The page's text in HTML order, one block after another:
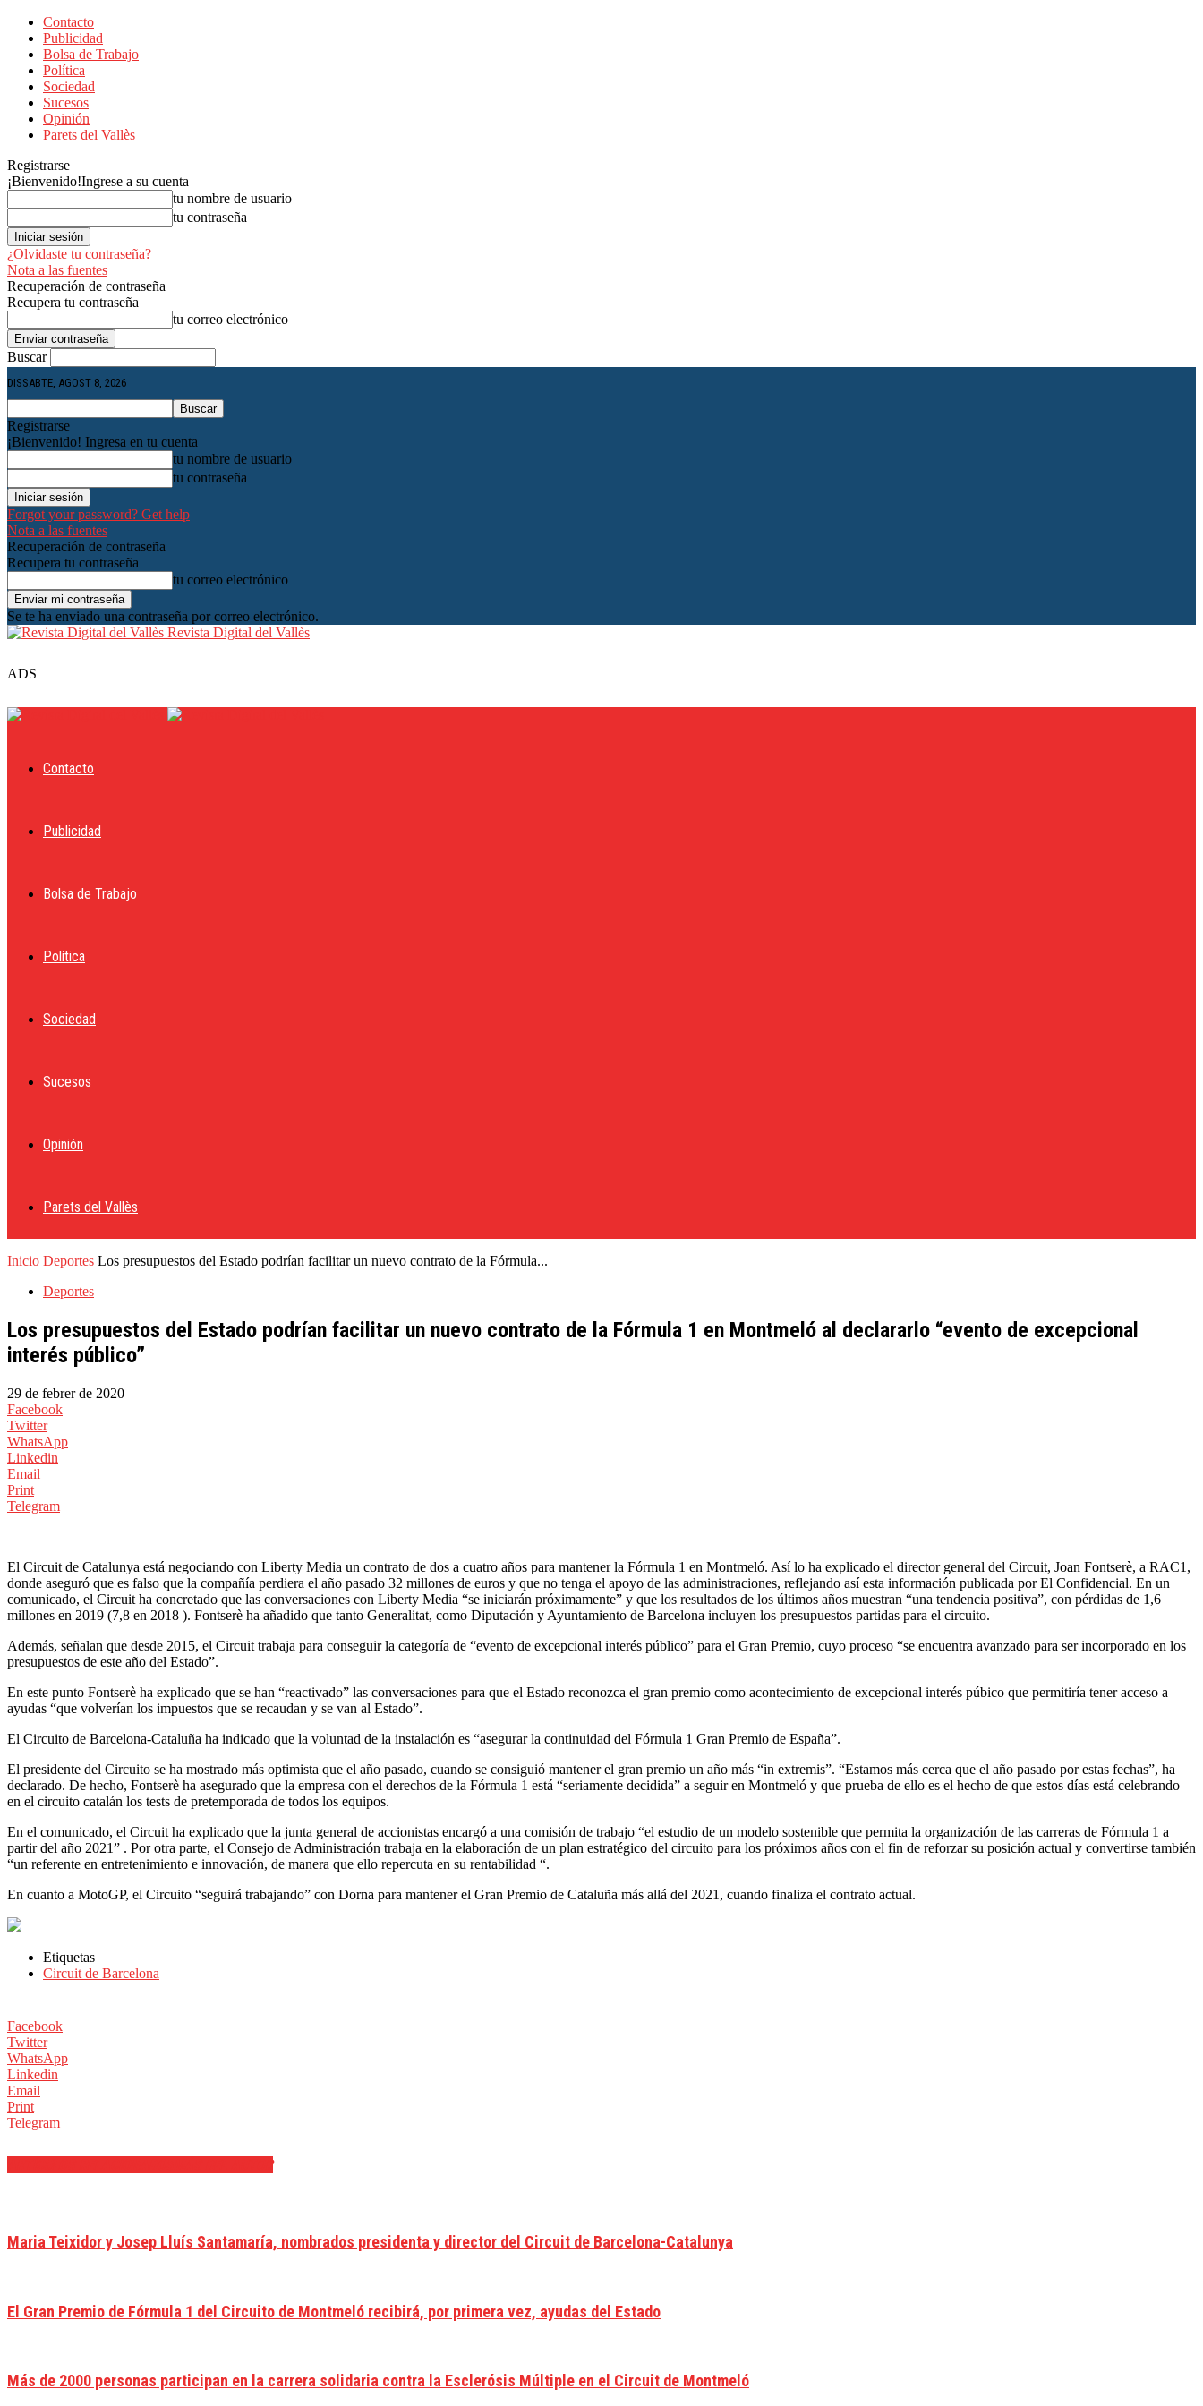
Contacto
Publicidad
Bolsa de Trabajo
Política
Sociedad
Sucesos
Opinión
Parets del Vallès
Registrarse
¡Bienvenido!Ingrese a su cuenta
tu nombre de usuario
tu contraseña
¿Olvidaste tu contraseña?
Nota a las fuentes
Recuperación de contraseña
Recupera tu contraseña
tu correo electrónico
Buscar
DISSABTE, AGOST 8, 2026
Registrarse
¡Bienvenido! Ingresa en tu cuenta
tu nombre de usuario
tu contraseña
Forgot your password? Get help
Nota a las fuentes
Recuperación de contraseña
Recupera tu contraseña
tu correo electrónico
Se te ha enviado una contraseña por correo electrónico.
Revista Digital del Vallès
ADS
Contacto
Publicidad
Bolsa de Trabajo
Política
Sociedad
Sucesos
Opinión
Parets del Vallès
Inicio Deportes Los presupuestos del Estado podrían facilitar un nuevo contrato de la Fórmula...
Deportes
Los presupuestos del Estado podrían facilitar un nuevo contrato de la Fórmula 1 en Montmeló al declararlo “evento de excepcional
interés público”
29 de febrer de 2020
Facebook
Twitter
WhatsApp
Linkedin
Email
Print
Telegram
El Circuit de Catalunya está negociando con Liberty Media un contrato de dos a cuatro años para mantener la Fórmula 1 en Montmeló. Así lo ha explicado el director general del Circuit, Joan Fontserè, a RAC1,
donde aseguró que es falso que la compañía perdiera el año pasado 32 millones de euros y que no tenga el apoyo de las administraciones, reflejando así esta información publicada por El Confidencial. En un
comunicado, el Circuit ha concretado que las conversaciones con Liberty Media “se iniciarán próximamente” y que los resultados de los últimos años muestran “una tendencia positiva”, con pérdidas de 1,6
millones en 2019 (7,8 en 2018 ). Fontserè ha añadido que tanto Generalitat, como Diputación y Ayuntamiento de Barcelona incluyen los presupuestos partidas para el circuito.
Además, señalan que desde 2015, el Circuit trabaja para conseguir la categoría de “evento de excepcional interés público” para el Gran Premio, cuyo proceso “se encuentra avanzado para ser incorporado en los
presupuestos de este año del Estado”.
En este punto Fontserè ha explicado que se han “reactivado” las conversaciones para que el Estado reconozca el gran premio como acontecimiento de excepcional interés púbico que permitiría tener acceso a
ayudas “que volverían los impuestos que se recaudan y se van al Estado”.
El Circuito de Barcelona-Cataluña ha indicado que la voluntad de la instalación es “asegurar la continuidad del Fórmula 1 Gran Premio de España”.
El presidente del Circuito se ha mostrado más optimista que el año pasado, cuando se consiguió mantener el gran premio un año más “in extremis”. “Estamos más cerca que el año pasado por estas fechas”, ha
declarado. De hecho, Fontserè ha asegurado que la empresa con el derechos de la Fórmula 1 está “seriamente decidida” a seguir en Montmeló y que prueba de ello es el hecho de que estos días está celebrando
en el circuito catalán los tests de pretemporada de todos los equipos.
En el comunicado, el Circuit ha explicado que la junta general de accionistas encargó a una comisión de trabajo “el estudio de un modelo sostenible que permita la organización de las carreras de Fórmula 1 a
partir del año 2021” . Por otra parte, el Consejo de Administración trabaja en la elaboración de un plan estratégico del circuito para los próximos años con el fin de reforzar su posición actual y convertirse también
“un referente en entretenimiento e innovación, de manera que ello repercuta en su rentabilidad “.
En cuanto a MotoGP, el Circuito “seguirá trabajando” con Dorna para mantener el Gran Premio de Cataluña más allá del 2021, cuando finaliza el contrato actual.
Etiquetas
Circuit de Barcelona
Facebook
Twitter
WhatsApp
Linkedin
Email
Print
Telegram
Maria Teixidor y Josep Lluís Santamaría, nombrados presidenta y director del Circuit de Barcelona-Catalunya
El Gran Premio de Fórmula 1 del Circuito de Montmeló recibirá, por primera vez, ayudas del Estado
Más de 2000 personas participan en la carrera solidaria contra la Esclerósis Múltiple en el Circuit de Montmeló